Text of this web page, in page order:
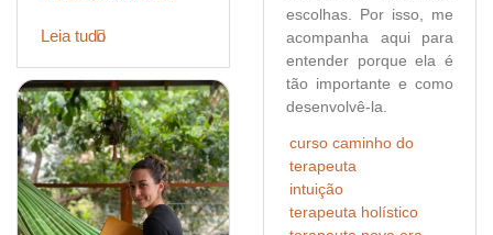
Leia tudo
escolhas. Por isso, me
acompanha aqui para
entender porque ela é
tão importante e como
desenvolvê-la.
curso caminho do
terapeuta
intuição
terapeuta holístico